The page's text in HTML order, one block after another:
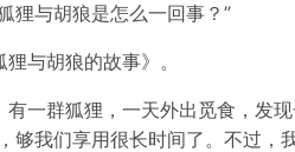
狸与胡狼是怎么一回事？”
与胡狼的故事》。
有一群狐狸，一天外出觅食，发
够我们享用很长时间了。不过，